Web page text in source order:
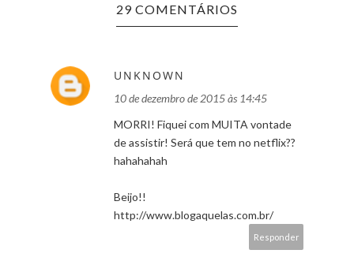
29 COMENTÁRIOS
UNKNOWN
10 de dezembro de 2015 às 14:45
MORRI! Fiquei com MUITA vontade
de assistir! Será que tem no netflix??
hahahahah
Beijo!!
http://www.blogaquelas.com.br/
Responder